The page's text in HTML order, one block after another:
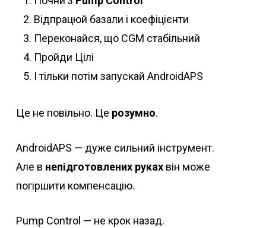
Відпрацюй базали і коефіцієнти
Переконайся, що CGM стабільний
Пройди Цілі
І тільки потім запускай AndroidAPS
Це не повільно. Це розумно.
AndroidAPS — дуже сильний інструмент.
Але в непідготовлених рукахвін може
погіршити компенсацію.
Pump Control — не крок назад.